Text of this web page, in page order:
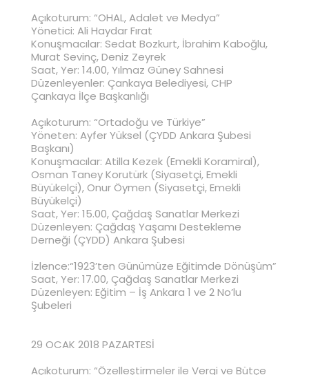
Açıkoturum: “OHAL, Adalet ve Medya”
Yönetici: Ali Haydar Fırat
Konuşmacılar: Sedat Bozkurt, İbrahim Kaboğlu,
Murat Sevinç, Deniz Zeyrek
Saat, Yer: 14.00, Yılmaz Güney Sahnesi
Düzenleyenler: Çankaya Belediyesi, CHP
Çankaya İlçe Başkanlığı
Açıkoturum: “Ortadoğu ve Türkiye”
Yöneten: Ayfer Yüksel (ÇYDD Ankara Şubesi
Başkanı)
Konuşmacılar: Atilla Kezek (Emekli Koramiral),
Osman Taney Korutürk (Siyasetçi, Emekli
Büyükelçi), Onur Öymen (Siyasetçi, Emekli
Büyükelçi)
Saat, Yer: 15.00, Çağdaş Sanatlar Merkezi
Düzenleyen: Çağdaş Yaşamı Destekleme
Derneği (ÇYDD) Ankara Şubesi
İzlence:“1923’ten Günümüze Eğitimde Dönüşüm”
Saat, Yer: 17.00, Çağdaş Sanatlar Merkezi
Düzenleyen: Eğitim – İş Ankara 1 ve 2 No’lu
Şubeleri
29 OCAK 2018 PAZARTESİ
Açıkoturum: “Özelleştirmeler ile Vergi ve Bütçe